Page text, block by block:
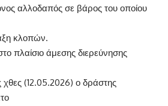
αλλοδαπός σε βάρος του οποίου
κλοπών.
πλαίσιο άμεσης διερεύνησης
(12.05.2026) ο δράστης